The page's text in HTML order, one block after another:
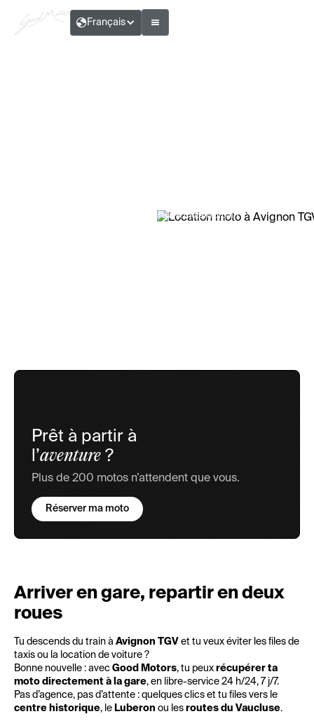
Français
Théo Ribault – Rédacteur & motard urbain
Prêt à partir à
l’aventure ?
Plus de 200 motos n’attendent que vous.
Réserver ma moto
Arriver en gare, repartir en deux
roues
Tu descends du train à Avignon TGV et tu veux éviter les files de
taxis ou la location de voiture ?
Bonne nouvelle : avec Good Motors, tu peux récupérer ta
moto directement à la gare, en libre-service 24 h/24, 7 j/7.
Pas d’agence, pas d’attente : quelques clics et tu files vers le
centre historique, le Luberon ou les routes du Vaucluse.